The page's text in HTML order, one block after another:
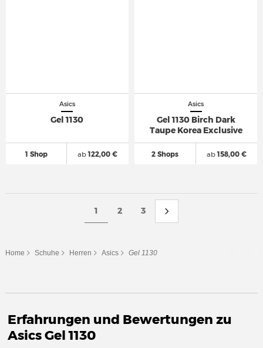
Asics
Gel 1130
1 Shop ab122,00 €
Asics
Gel 1130 Birch Dark
Taupe Korea Exclusive
2 Shops ab158,00 €
1 2 3
Home Schuhe Herren Asics Gel 1130
Erfahrungen und Bewertungen zu
Asics Gel 1130